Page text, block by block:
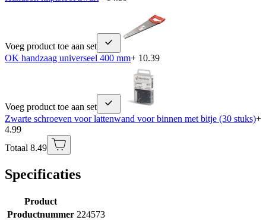
Voeg product toe aan set
OK handzaag universeel 400 mm+ 10.39
Voeg product toe aan set
Zwarte schroeven voor lattenwand voor binnen met bitje (30 stuks)+
4.99
Totaal 8.49
Specificaties
Product
Productnummer 224573